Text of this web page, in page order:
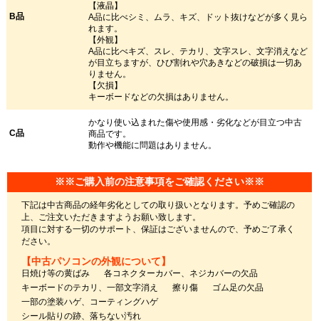
B品
【液晶】
A品に比べシミ、ムラ、キズ、ドット抜けなどが多く見ら
れます。
【外観】
A品に比べキズ、スレ、テカリ、文字スレ、文字消えなど
が目立ちますが、ひび割れや穴あきなどの破損は一切あ
りません。
【欠損】
キーボードなどの欠損はありません。
C品
かなり使い込まれた傷や使用感・劣化などが目立つ中古
商品です。
動作や機能に問題はありません。
※※ご購入前の注意事項をご確認ください※※
下記は中古商品の経年劣化としての取り扱いとなります。予めご確認の
上、ご注文いただきますようお願い致します。
項目に対する一切のサポート、保証はございませんので、予めご了承く
ださい。
【中古パソコンの外観について】
日焼け等の黄ばみ
各コネクターカバー、ネジカバーの欠品
キーボードのテカリ、一部文字消え
擦り傷
ゴム足の欠品
一部の塗装ハゲ、コーティングハゲ
シール貼りの跡、落ちない汚れ